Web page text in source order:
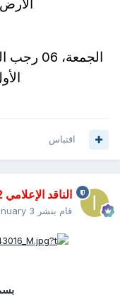
اقتباس
الناقد الإعلامي 2
قام بنشر 3